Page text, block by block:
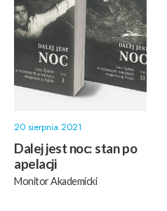
20 sierpnia 2021
Dalej jest noc: stan po
apelacji
Monitor Akademicki